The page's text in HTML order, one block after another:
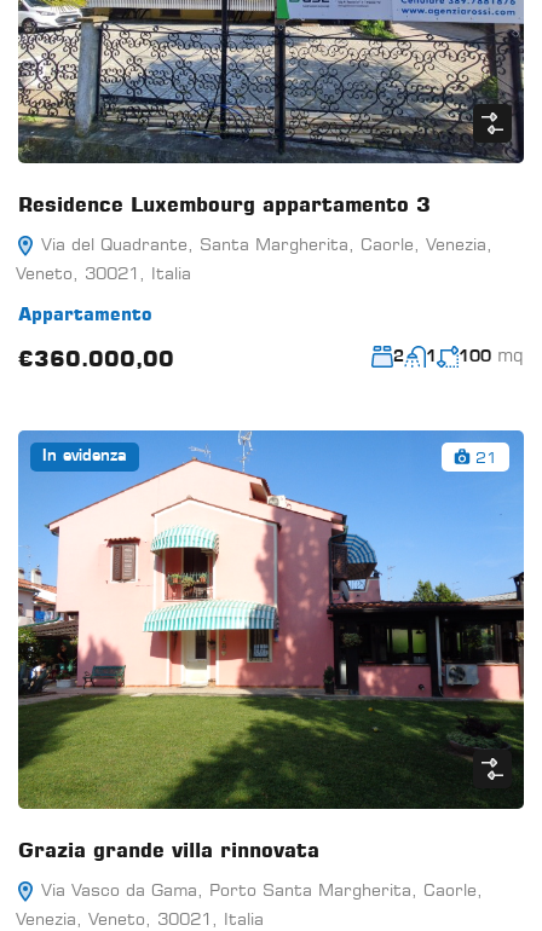
Residence Luxembourg appartamento 3
Via del Quadrante, Santa Margherita, Caorle, Venezia,
Veneto, 30021, Italia
Appartamento
€360.000,00 2 1 100 mq
In evidenza 21
Grazia grande villa rinnovata
Via Vasco da Gama, Porto Santa Margherita, Caorle,
Venezia, Veneto, 30021, Italia